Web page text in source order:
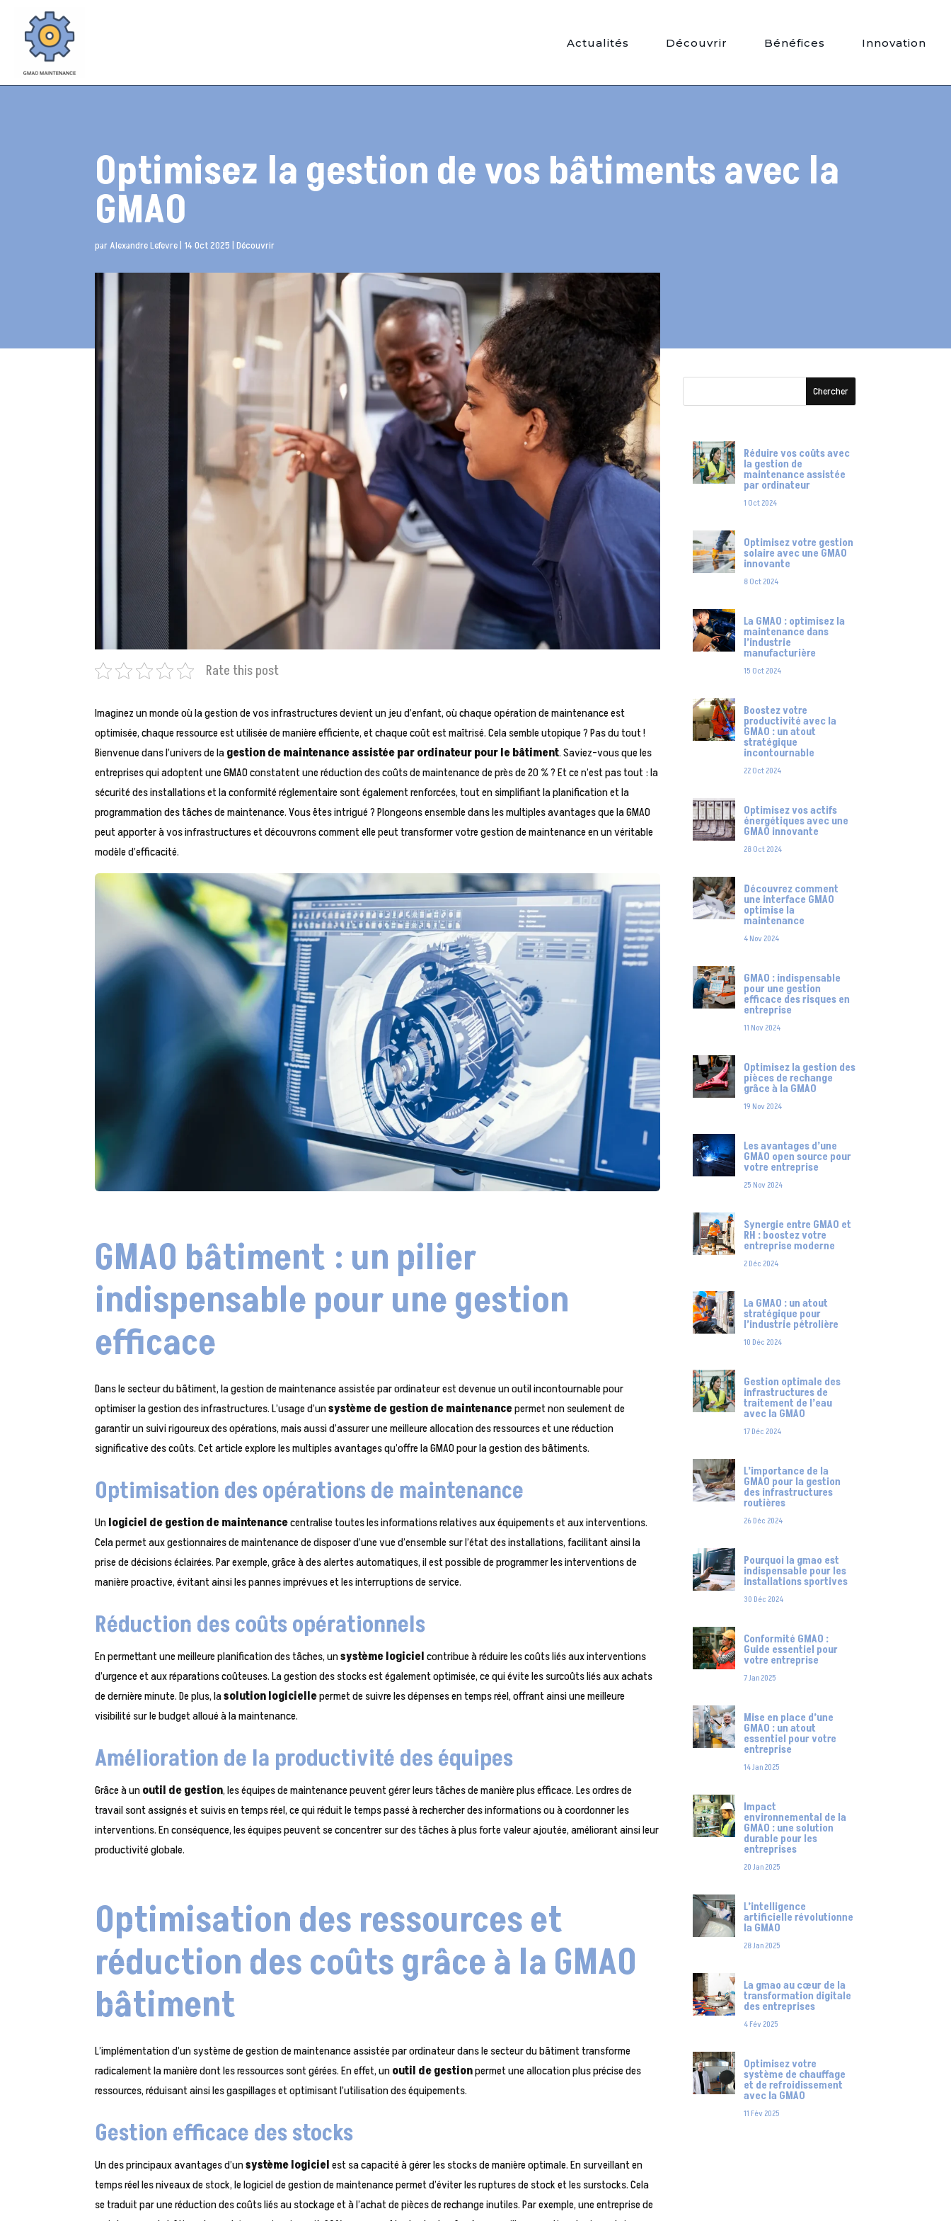
Actualités Découvrir Bénéfices Innovation
Optimisez la gestion de vos bâtiments avec la
GMAO
parAlexandre Lefevre| 14 Oct 2025 |Découvrir
Rate this post
Imaginez un monde où la gestion de vos infrastructures devient un jeu d’enfant, où chaque opération de maintenance est
optimisée, chaque ressource est utilisée de manière efficiente, et chaque coût est maîtrisé. Cela semble utopique ? Pas du tout !
Bienvenue dans l’univers de lagestion de maintenance assistée par ordinateur pour le bâtiment. Saviez-vous que les
entreprises qui adoptent une GMAO constatent une réduction des coûts de maintenance de près de 20 % ? Et ce n’est pas tout : la
sécurité des installations et la conformité réglementaire sont également renforcées, tout en simplifiant la planification et la
programmation des tâches de maintenance. Vous êtes intrigué ? Plongeons ensemble dans les multiples avantages que la GMAO
peut apporter à vos infrastructures et découvrons comment elle peut transformer votre gestion de maintenance en un véritable
modèle d’efficacité.
GMAO bâtiment : un pilier
indispensable pour une gestion
efficace
Dans le secteur du bâtiment, la gestion de maintenance assistée par ordinateur est devenue un outil incontournable pour
optimiser la gestion des infrastructures. L’usage d’unsystème de gestion de maintenancepermet non seulement de
garantir un suivi rigoureux des opérations, mais aussi d’assurer une meilleure allocation des ressources et une réduction
significative des coûts. Cet article explore les multiples avantages qu’offre la GMAO pour la gestion des bâtiments.
Optimisation des opérations de maintenance
Unlogiciel de gestion de maintenancecentralise toutes les informations relatives aux équipements et aux interventions.
Cela permet aux gestionnaires de maintenance de disposer d’une vue d’ensemble sur l’état des installations, facilitant ainsi la
prise de décisions éclairées. Par exemple, grâce à des alertes automatiques, il est possible de programmer les interventions de
manière proactive, évitant ainsi les pannes imprévues et les interruptions de service.
Réduction des coûts opérationnels
En permettant une meilleure planification des tâches, unsystème logicielcontribue à réduire les coûts liés aux interventions
d’urgence et aux réparations coûteuses. La gestion des stocks est également optimisée, ce qui évite les surcoûts liés aux achats
de dernière minute. De plus, lasolution logiciellepermet de suivre les dépenses en temps réel, offrant ainsi une meilleure
visibilité sur le budget alloué à la maintenance.
Amélioration de la productivité des équipes
Grâce à unoutil de gestion, les équipes de maintenance peuvent gérer leurs tâches de manière plus efficace. Les ordres de
travail sont assignés et suivis en temps réel, ce qui réduit le temps passé à rechercher des informations ou à coordonner les
interventions. En conséquence, les équipes peuvent se concentrer sur des tâches à plus forte valeur ajoutée, améliorant ainsi leur
productivité globale.
Optimisation des ressources et
réduction des coûts grâce à la GMAO
bâtiment
L’implémentation d’un système de gestion de maintenance assistée par ordinateur dans le secteur du bâtiment transforme
radicalement la manière dont les ressources sont gérées. En effet, unoutil de gestionpermet une allocation plus précise des
ressources, réduisant ainsi les gaspillages et optimisant l’utilisation des équipements.
Gestion efficace des stocks
Un des principaux avantages d’unsystème logicielest sa capacité à gérer les stocks de manière optimale. En surveillant en
temps réel les niveaux de stock, le logiciel de gestion de maintenance permet d’éviter les ruptures de stock et les surstocks. Cela
se traduit par une réduction des coûts liés au stockage et à l’achat de pièces de rechange inutiles. Par exemple, une entreprise de
Réduire vos coûts avec
la gestion de
maintenance assistée
par ordinateur
1 Oct 2024
Optimisez votre gestion
solaire avec une GMAO
innovante
8 Oct 2024
La GMAO : optimisez la
maintenance dans
l’industrie
manufacturière
15 Oct 2024
Boostez votre
productivité avec la
GMAO : un atout
stratégique
incontournable
22 Oct 2024
Optimisez vos actifs
énergétiques avec une
GMAO innovante
28 Oct 2024
Découvrez comment
une interface GMAO
optimise la
maintenance
4 Nov 2024
GMAO : indispensable
pour une gestion
efficace des risques en
entreprise
11 Nov 2024
Optimisez la gestion des
pièces de rechange
grâce à la GMAO
19 Nov 2024
Les avantages d’une
GMAO open source pour
votre entreprise
25 Nov 2024
Synergie entre GMAO et
RH : boostez votre
entreprise moderne
2 Déc 2024
La GMAO : un atout
stratégique pour
l’industrie pétrolière
10 Déc 2024
Gestion optimale des
infrastructures de
traitement de l’eau
avec la GMAO
17 Déc 2024
L’importance de la
GMAO pour la gestion
des infrastructures
routières
26 Déc 2024
Pourquoi la gmao est
indispensable pour les
installations sportives
30 Déc 2024
Conformité GMAO :
Guide essentiel pour
votre entreprise
7 Jan 2025
Mise en place d’une
GMAO : un atout
essentiel pour votre
entreprise
14 Jan 2025
Impact
environnemental de la
GMAO : une solution
durable pour les
entreprises
20 Jan 2025
L’intelligence
artificielle révolutionne
la GMAO
28 Jan 2025
La gmao au cœur de la
transformation digitale
des entreprises
4 Fév 2025
Optimisez votre
système de chauffage
et de refroidissement
avec la GMAO
11 Fév 2025